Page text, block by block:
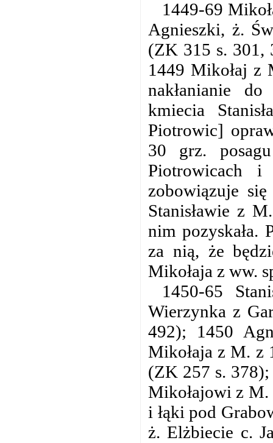
1449-69
Agnieszki, ż.
(ZK 315 s. 301,
1449 Mikołaj z
nakłanianie
kmiecia
Piotrowic]
30 grz.
zobowiązuje
Stanisławie z
nim pozyskała.
za nią, że
Mikołaja z ww.
1450-65
Wierzynka z
492); 1450
Mikołaja z M. z
(ZK 257 s. 378);
Mikołajowi z M.
i łąki pod
ż. Elżbiecie c.